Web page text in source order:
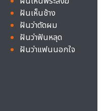
ฝันเห็นช้าง
ฝันว่าตัดผม
ฝันว่าฟันหลุด
ฝันว่าแฟนนอกใจ